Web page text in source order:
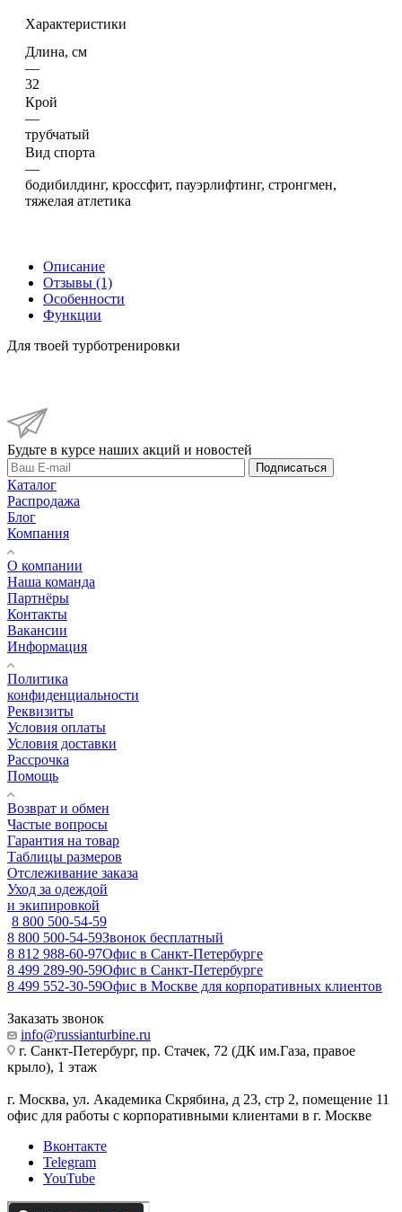
Характеристики
Длина, см
—
32
Крой
—
трубчатый
Вид спорта
—
бодибилдинг, кроссфит, пауэрлифтинг, стронгмен,
тяжелая атлетика
Описание
Отзывы (1)
Особенности
Функции
Для твоей турботренировки
Будьте в курсе наших акций и новостей
Подписаться
Каталог
Распродажа
Блог
Компания
О компании
Наша команда
Партнёры
Контакты
Вакансии
Информация
Политика
конфиденциальности
Реквизиты
Условия оплаты
Условия доставки
Рассрочка
Помощь
Возврат и обмен
Частые вопросы
Гарантия на товар
Таблицы размеров
Отслеживание заказа
Уход за одеждой
и экипировкой
8 800 500-54-59
8 800 500-54-59Звонок бесплатный
8 812 988-60-97Офис в Санкт-Петербурге
8 499 289-90-59Офис в Санкт-Петербурге
8 499 552-30-59Офис в Москве для корпоративных клиентов
Заказать звонок
info@russianturbine.ru
г. Санкт-Петербург, пр. Стачек, 72 (ДК им.Газа, правое
крыло), 1 этаж
г. Москва, ул. Академика Скрябина, д 23, стр 2, помещение 11
офис для работы с корпоративными клиентами в г. Москве
Вконтакте
Telegram
YouTube